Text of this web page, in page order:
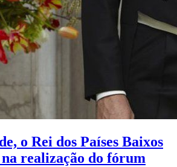
o Rei dos Países Baixos
na realização do fórum